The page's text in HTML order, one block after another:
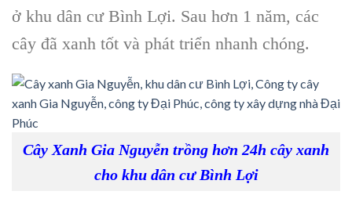
ở khu dân cư Bình Lợi. Sau hơn 1 năm, các
cây đã xanh tốt và phát triển nhanh chóng.
Cây Xanh Gia Nguyễn trồng hơn 24h cây xanh
cho khu dân cư Bình Lợi